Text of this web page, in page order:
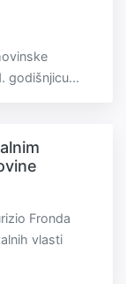
godišnjicu...
Fronda
vlasti